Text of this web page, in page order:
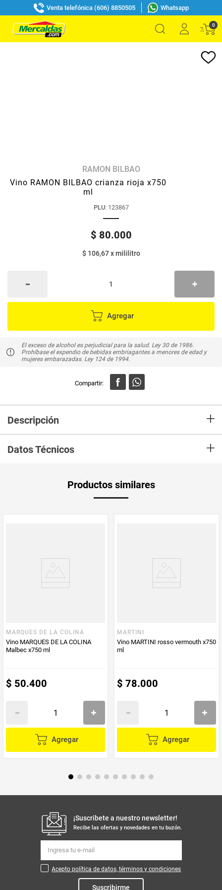
Venta telefónica (606) 8850505 Whatsapp
0
RAMON BILBAO
Vino RAMON BILBAO crianza rioja x750
ml
PLU: 123867
$ 80.000
$ 106,67xmililitro
Agregar
El exceso de alcohol es perjudicial para la salud. Ley 30 de 1986.
Prohíbase el expendio de bebidas embriagantes a menores de edad y
mujeres embarazadas. Ley 124 de 1994.
Descripción +
lágrimas. Intensidad media, con aromas de fruta negra fresca como la
mora y la zarzamora, regaliz y notas dulces de nuez moscada, canela,
Datos Técnicos +
Productos similares
MARQUES DE LA COLINA
Vino MARQUES DE LA COLINA
Malbec x750 ml
$ 50.400
Agregar
MARTINI
Vino MARTINI rosso vermouth x750
ml
$ 78.000
Agregar
¡Suscribete a nuestro newsletter!
Recibe las ofertas y novedades en tu buzón.
Acepto política de datos, términos y condiciones
Suscribirme